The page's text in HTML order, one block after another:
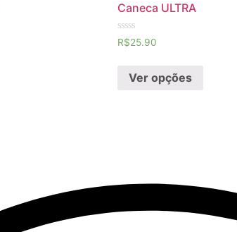
Caneca ULTRA
Avaliação
0
R$25.90
Ver opções